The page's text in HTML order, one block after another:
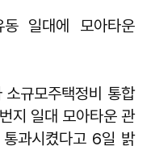
일대에 모아타운
규모주택정비 통합
지 일대 모아타운 관
과시켰다고 6일 밝